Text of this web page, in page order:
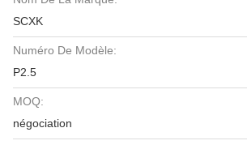
SCXK
Numéro De Modèle:
P2.5
MOQ:
négociation